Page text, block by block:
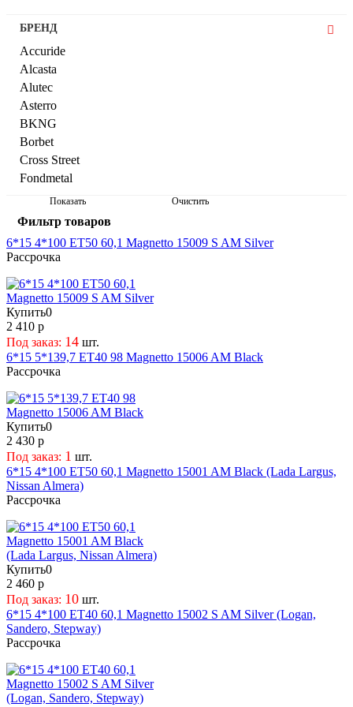
117
118,3
12
120
122
123
125
126
127
134
135
136
140
144
145
145,5
147
15
151
152
152,5
154
155
157
159
161
162
162,5
163
165
168
169
173
175
18
110,5
111,6
112
113
113,1
121
125
130
130,1
161
164
176
202
220
221
222
281
54
54,1
56,1
56,5
56,6
57,1
58,1
58,5
58,6
59,5
59,6
60,1
60,3
62,5
62,6
63,3
63,35
63,4
БРЕНД
Accuride
Alcasta
Alutec
Asterro
BKNG
Borbet
Cross Street
Fondmetal
Hengde
iFree
iFree Original
iFree Uno
Jantsa
Khomen Wheels
Lizardo
LS
LS FlowForming
LS Forged
Magnetto
MAK
Megami
Neo
Next
NZ
Off-Road Wheels
OZ Racing
PDW
Premium Series
Replay
Replica FR
Rial
Royal Spin
RST
SKAD Original
Sunrise (SRW)
TechLine
Показать Очистить
Фильтр товаров
6*15 4*100 ET50 60,1 Magnetto 15009 S AM Silver
Рассрочка
Купить0
2 410 р
Под заказ: 14 шт.
6*15 5*139,7 ET40 98 Magnetto 15006 AM Black
Рассрочка
Купить0
2 430 р
Под заказ: 1 шт.
6*15 4*100 ET50 60,1 Magnetto 15001 AM Black (Lada Largus,
Nissan Almera)
Рассрочка
Купить0
2 460 р
Под заказ: 10 шт.
6*15 4*100 ET40 60,1 Magnetto 15002 S AM Silver (Logan,
Sandero, Stepway)
Рассрочка